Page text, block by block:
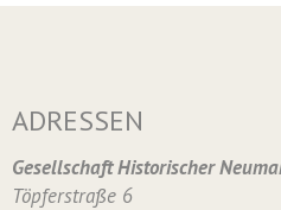
ADRESSEN
Gesellschaft Historischer
Töpferstraße 6